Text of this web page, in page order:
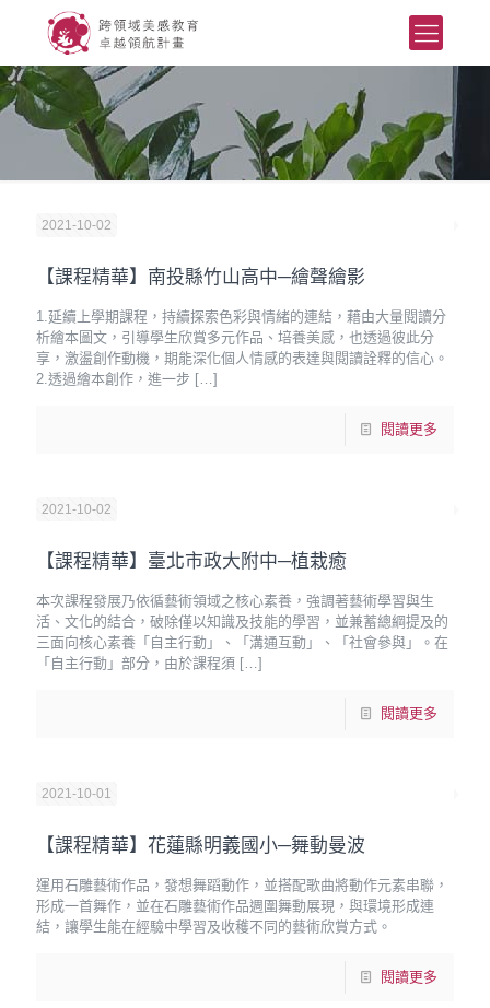
2021-10-02
【課程精華】南投縣竹山高中─繪聲繪影
1.延續上學期課程，持續探索色彩與情緒的連結，藉由大量閱讀分
析繪本圖文，引導學生欣賞多元作品、培養美感，也透過彼此分
享，激盪創作動機，期能深化個人情感的表達與閱讀詮釋的信心。
2.透過繪本創作，進一步 […]
閱讀更多
2021-10-02
【課程精華】臺北市政大附中─植栽癒
本次課程發展乃依循藝術領域之核心素養，強調著藝術學習與生
活、文化的結合，破除僅以知識及技能的學習，並兼蓄總綱提及的
三面向核心素養「自主行動」、「溝通互動」、「社會參與」。在
「自主行動」部分，由於課程須 […]
閱讀更多
2021-10-01
【課程精華】花蓮縣明義國小─舞動曼波
運用石雕藝術作品，發想舞蹈動作，並搭配歌曲將動作元素串聯，
形成一首舞作，並在石雕藝術作品週圍舞動展現，與環境形成連
結，讓學生能在經驗中學習及收穫不同的藝術欣賞方式。
閱讀更多